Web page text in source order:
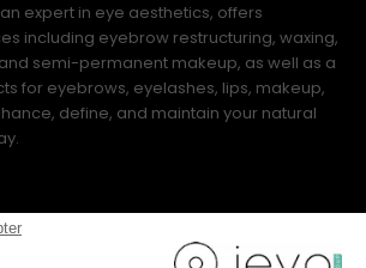
an expert in eye aesthetics, offers
including eyebrow restructuring, waxing,
semi-permanent makeup, as well as a
for eyebrows, eyelashes, lips, makeup,
define, and maintain your natural